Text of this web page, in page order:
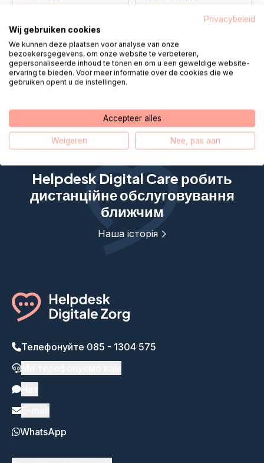
Поширені запитання про MedGemak
Helpdesk Digital Care робить
дистанційне обслуговування
ближчим
Наша історія
Телефонуйте 085 - 1304 575
WhatsApp
Privacybeleid
Wij gebruiken cookies
We kunnen deze plaatsen voor analyse van onze
bezoekersgegevens, om onze website te verbeteren,
gepersonaliseerde inhoud te tonen en om u een geweldige website-
ervaring te bieden. Voor meer informatie over de cookies die we
gebruiken opent u de instellingen.
Accepteer alles
Weigeren Nee, pas aan